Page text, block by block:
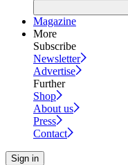
Magazine
More
Subscribe
Newsletter
Advertise
Further
Shop
About us
Press
Contact
Sign in